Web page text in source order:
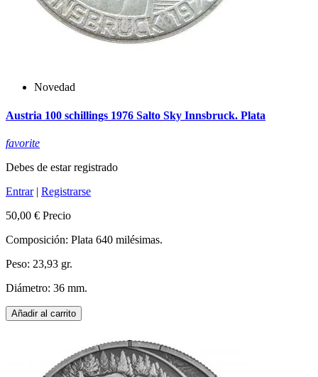
Novedad
Austria 100 schillings 1976 Salto Sky Innsbruck. Plata
favorite
Debes de estar registrado
Entrar| Registrarse
50,00 € Precio
Composición: Plata 640 milésimas.
Peso: 23,93 gr.
Diámetro: 36 mm.
Añadir al carrito